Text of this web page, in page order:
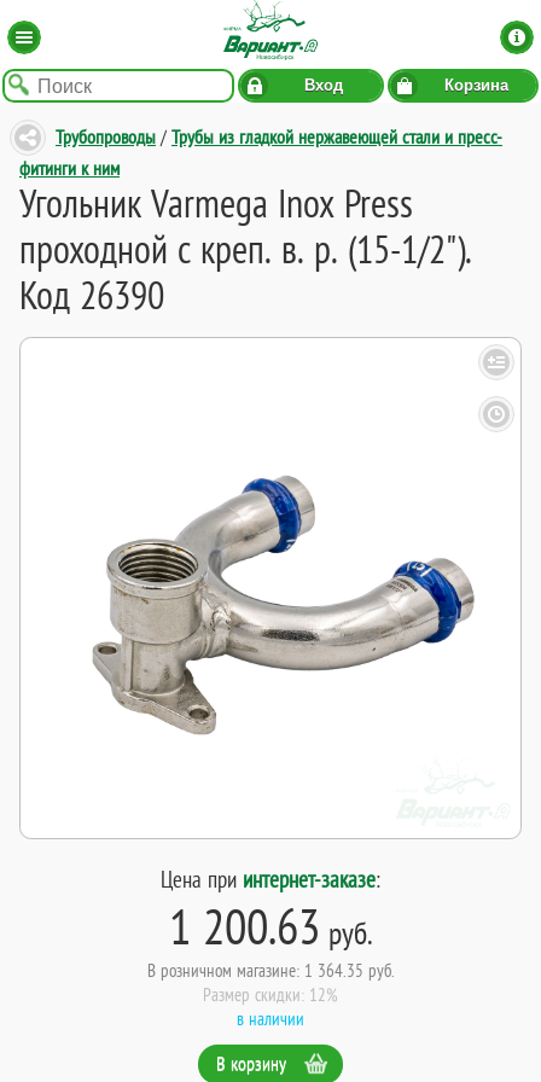
Вход Корзина
Трубопроводы / Трубы из гладкой нержавеющей стали и пресс-
фитинги к ним
Угольник Varmega Inox Press
проходной с креп. в. р. (15-1/2").
Код 26390
Цена при интернет-заказе:
1 200.63 руб.
В розничном магазине: 1 364.35 руб.
Размер скидки: 12%
в наличии
В корзину